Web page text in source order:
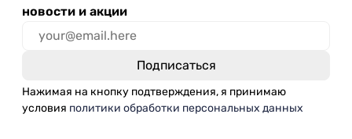
новости и акции
Нажимая на кнопку подтверждения, я принимаю
условия политики обработки персональных данных